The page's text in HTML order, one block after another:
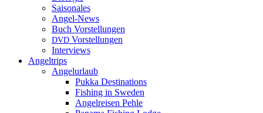
Saisonales
Angel-News
Buch Vorstellungen
DVD Vorstellungen
Interviews
Angeltrips
Angelurlaub
Pukka Destinations
Fishing in Sweden
Angelreisen Pehle